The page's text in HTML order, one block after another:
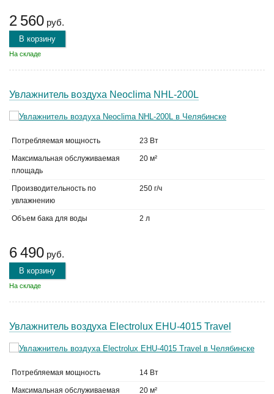
2 560 руб.
В корзину
На складе
Увлажнитель воздуха Neoclima NHL-200L
Потребляемая мощность 23 Вт
Максимальная обслуживаемая
площадь
20 м²
Производительность по
увлажнению
250 г/ч
Объем бака для воды 2 л
6 490 руб.
В корзину
На складе
Увлажнитель воздуха Electrolux EHU-4015 Travel
Потребляемая мощность 14 Вт
Максимальная обслуживаемая
20 м²